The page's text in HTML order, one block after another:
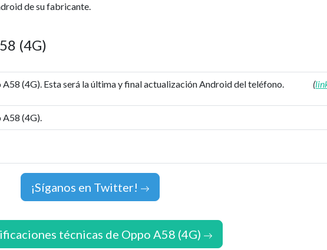
de su fabricante.
(4G)
(4G). Esta será la última y final actualización Android del teléfono. (
A58 (4G).
¡Síganos en Twitter!
técnicas de Oppo A58 (4G)